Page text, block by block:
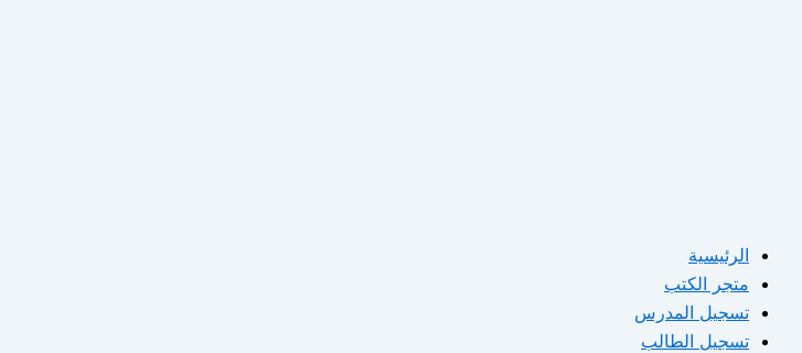
الرئيسية
متجر الكتب
تسجيل المدرس
تسجيل الطالب